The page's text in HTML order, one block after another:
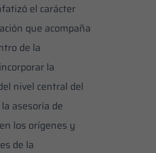
el carácter
que acompaña
de la
la
nivel central del
asesoría de
los orígenes y
de la